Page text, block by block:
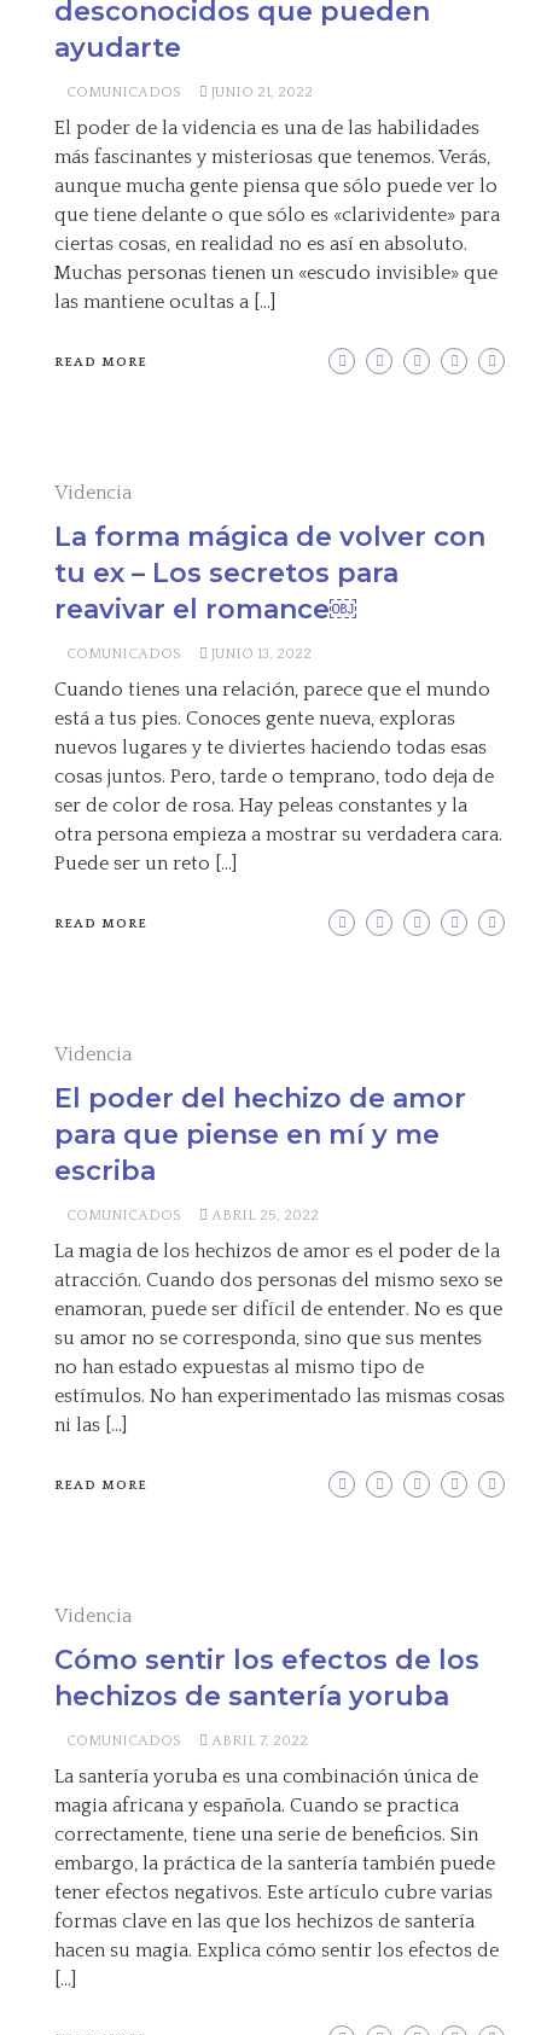
desconocidos que pueden
ayudarte
COMUNICADOS JUNIO 21, 2022
El poder de la videncia es una de las habilidades
más fascinantes y misteriosas que tenemos. Verás,
aunque mucha gente piensa que sólo puede ver lo
que tiene delante o que sólo es «clarividente» para
ciertas cosas, en realidad no es así en absoluto.
Muchas personas tienen un «escudo invisible» que
las mantiene ocultas a […]
READ MORE
Videncia
La forma mágica de volver con
tu ex – Los secretos para
reavivar el romance￼
COMUNICADOS JUNIO 13, 2022
Cuando tienes una relación, parece que el mundo
está a tus pies. Conoces gente nueva, exploras
nuevos lugares y te diviertes haciendo todas esas
cosas juntos. Pero, tarde o temprano, todo deja de
ser de color de rosa. Hay peleas constantes y la
otra persona empieza a mostrar su verdadera cara.
Puede ser un reto […]
READ MORE
Videncia
El poder del hechizo de amor
para que piense en mí y me
escriba
COMUNICADOS ABRIL 25, 2022
La magia de los hechizos de amor es el poder de la
atracción. Cuando dos personas del mismo sexo se
enamoran, puede ser difícil de entender. No es que
su amor no se corresponda, sino que sus mentes
no han estado expuestas al mismo tipo de
estímulos. No han experimentado las mismas cosas
ni las […]
READ MORE
Videncia
Cómo sentir los efectos de los
hechizos de santería yoruba
COMUNICADOS ABRIL 7, 2022
La santería yoruba es una combinación única de
magia africana y española. Cuando se practica
correctamente, tiene una serie de beneficios. Sin
embargo, la práctica de la santería también puede
tener efectos negativos. Este artículo cubre varias
formas clave en las que los hechizos de santería
hacen su magia. Explica cómo sentir los efectos de
[…]